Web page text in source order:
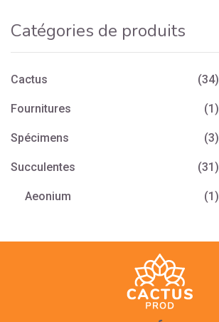
Catégories de produits
Cactus (34)
Fournitures (1)
Spécimens (3)
Succulentes (31)
Aeonium (1)